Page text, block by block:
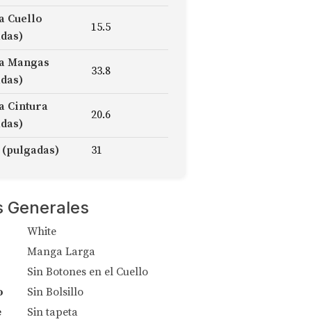
Cuello
15.5
Mangas
33.8
Cintura
20.6
31
Generales
White
Manga Larga
Sin Botones en el Cuello
Sin Bolsillo
Sin tapeta